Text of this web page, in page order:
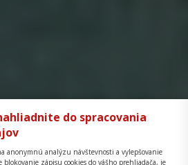
do spracovania
anonymnú analýzu návštevnosti a vylepšovanie
zápisu cookies do vášho prehliadača, je